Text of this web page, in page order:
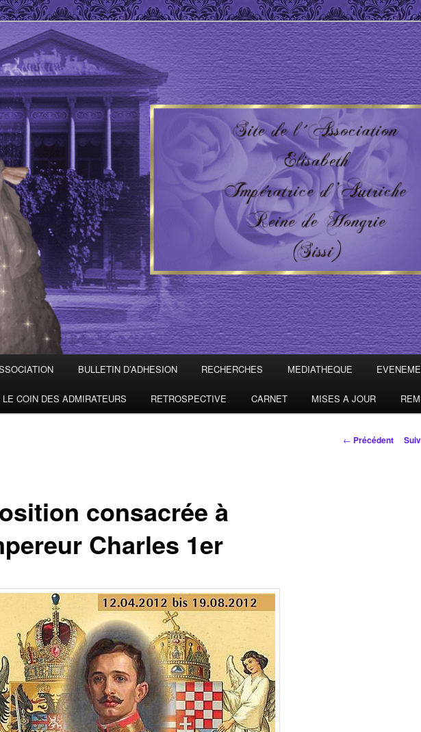
– HONGRIE
d'Autriche – Reine de Hongrie
BULLETIN D’ADHESION RECHERCHES MEDIATHEQUE
LE COIN DES ADMIRATEURS RETROSPECTIVE CARNET MISES A JOUR
← Précédent
consacrée à
Charles 1er